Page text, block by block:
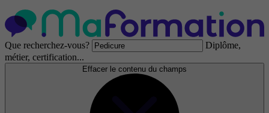
Que recherchez-vous?
Diplôme,
métier, certification...
Effacer le contenu du champs